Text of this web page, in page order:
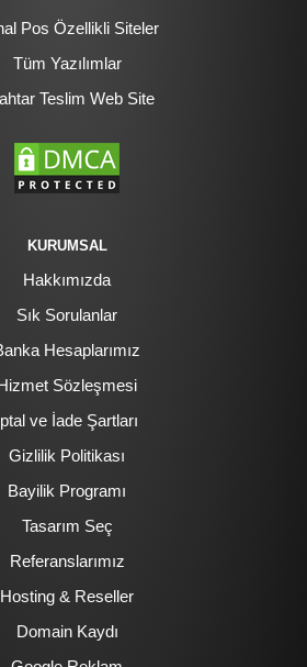
Pos Özellikli Siteler
Tüm Yazılımlar
Teslim Web Site
KURUMSAL
Hakkımızda
Sık Sorulanlar
Hesaplarımız
Sözleşmesi
ve İade Şartları
Gizlilik Politikası
Bayilik Programı
Tasarım Seç
Referanslarımız
Hosting & Reseller
Domain Kaydı